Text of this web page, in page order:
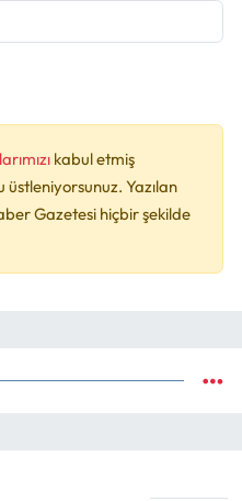
kabul etmiş
Yazılan
Gazetesi hiçbir şekilde